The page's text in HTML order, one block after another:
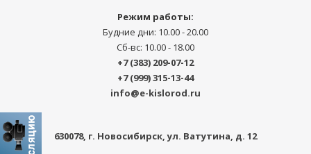
Режим работы:
Будние дни: 10.00 - 20.00
Сб-вс: 10.00 - 18.00
+7 (383) 209-07-12
+7 (999) 315-13-44
info@e-kislorod.ru
630078, г. Новосибирск,ул. Ватутина, д. 12